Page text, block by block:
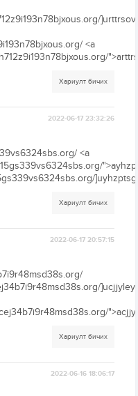
<a
Хариулт бичих
2022-06-17 23:32:26
<a
Хариулт бичих
2022-06-17 20:57:15
Хариулт бичих
2022-06-16 18:06:17